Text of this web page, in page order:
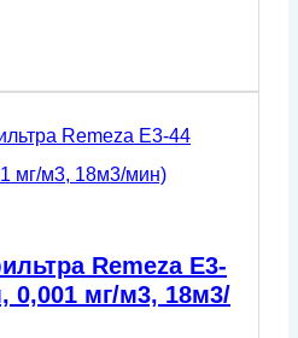
Remeza E3-
0,001 мг/м3, 18м3/